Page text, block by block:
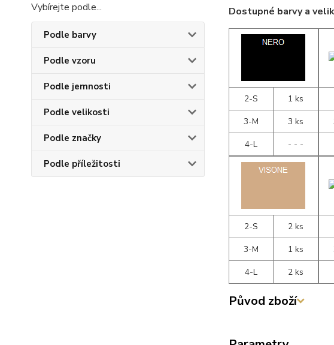
Vybírejte podle...
Podle barvy
Podle vzoru
Podle jemnosti
Podle velikosti
Podle značky
Podle příležitosti
Dostupné barvy a
2-S
1 ks
3-M
3 ks
4-L
- - -
2-S
2 ks
3-M
1 ks
4-L
2 ks
Původ zboží